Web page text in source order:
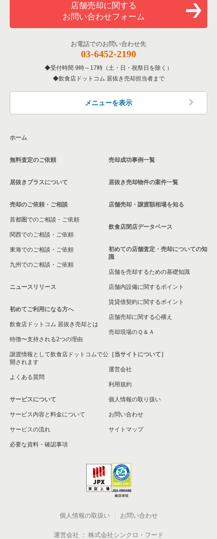
店舗売却に関する
お問い合わせフォーム
お電話でのお問い合わせ先
03-6452-2190
受付時間 9時～17時（土・日・祝祭日を除く）
飲食店ドットコム 居抜き売却担当者まで
メニューを表示
ホーム
無料査定のご依頼
居抜きプラスについて
売却のご依頼・ご相談
首都圏でのご相談・ご依頼
関西でのご相談・ご依頼
東海でのご相談・ご依頼
九州でのご相談・ご依頼
ニュースリリース
初めてご利用になる方へ
飲食店ドットコム 居抜き売却とは
特徴〜支持される2つの理由
譲渡情報として飲食店ドットコムで公
開されます
よくある質問
サービスについて
サービス内容と料金について
サービスの流れ
必要な資料・確認事項
売却成功事例一覧
居抜き売却物件の案件一覧
店舗売却・譲渡額相場を知る
飲食店閉店データベース
初めての店舗査定・売却についての知
識
店舗を売却するための基礎知識
店舗内設備に関するポイント
賃貸借契約に関するポイント
店舗売却に関する心構え
売却現場のＱ＆Ａ
［当サイトについて］
運営会社
利用規約
個人情報の取り扱い
お問い合わせ
サイトマップ
個人情報の取扱い お問い合わせ
運営会社 株式会社シンクロ・フード